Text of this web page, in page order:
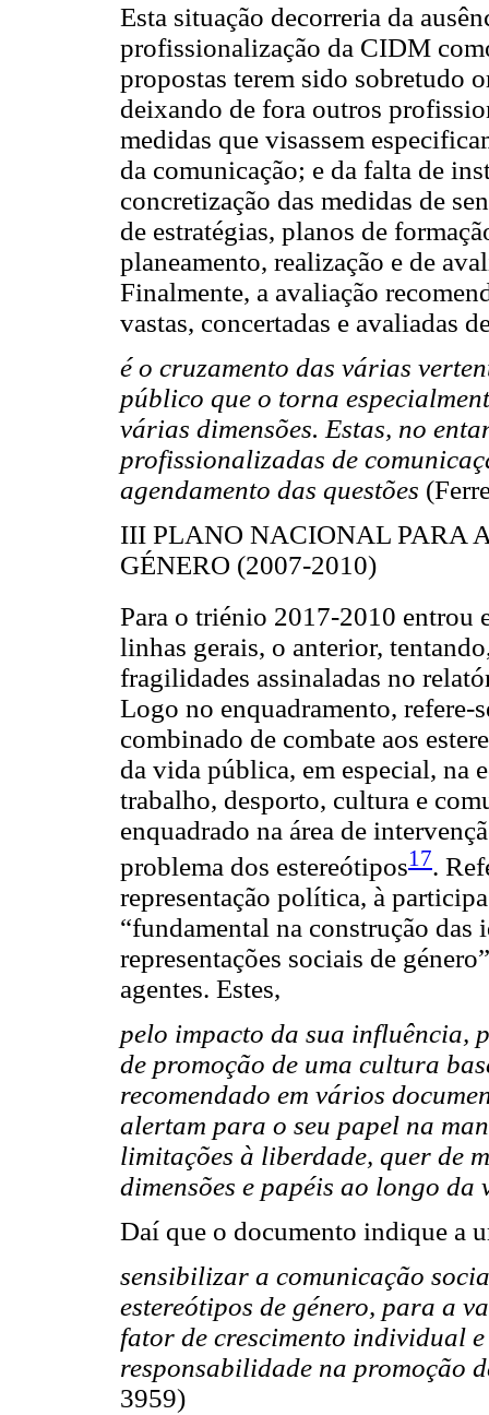
Esta situação decorreria da
profissionalização da CIDM
propostas terem sido sobretudo
deixando de fora outros
medidas que visassem
da comunicação; e da falta de
concretização das medidas de
de estratégias, planos de
planeamento, realização e de
Finalmente, a avaliação
vastas, concertadas e avaliadas
é o cruzamento das várias
público que o torna
várias dimensões. Estas, no
profissionalizadas de
agendamento das questões
III PLANO NACIONAL PARA
GÉNERO (2007-2010)
Para o triénio 2017-2010 entrou
linhas gerais, o anterior,
fragilidades assinaladas no
Logo no enquadramento, refere-
combinado de combate aos
da vida pública, em especial, na
trabalho, desporto, cultura e
enquadrado na área de
problema dos estereótipos17.
representação política, à
“fundamental na construção das
representações sociais de
agentes. Estes,
pelo impacto da sua influência,
de promoção de uma cultura
recomendado em vários
alertam para o seu papel na
limitações à liberdade, quer de
dimensões e papéis ao longo da
Daí que o documento indique a
sensibilizar a comunicação
estereótipos de género, para a
fator de crescimento individual
responsabilidade na promoção
3959)